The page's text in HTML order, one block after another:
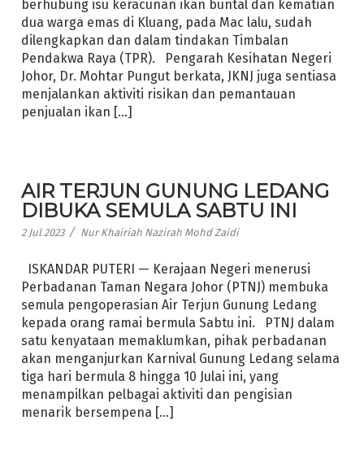
berhubung isu keracunan ikan buntal dan kematian
dua warga emas di Kluang, pada Mac lalu, sudah
dilengkapkan dan dalam tindakan Timbalan
Pendakwa Raya (TPR). Pengarah Kesihatan Negeri
Johor, Dr. Mohtar Pungut berkata, JKNJ juga sentiasa
menjalankan aktiviti risikan dan pemantauan
penjualan ikan […]
AIR TERJUN GUNUNG LEDANG
DIBUKA SEMULA SABTU INI
2 Jul 2023 / Nur Khairiah Nazirah Mohd Zaidi
ISKANDAR PUTERI — Kerajaan Negeri menerusi
Perbadanan Taman Negara Johor (PTNJ) membuka
semula pengoperasian Air Terjun Gunung Ledang
kepada orang ramai bermula Sabtu ini. PTNJ dalam
satu kenyataan memaklumkan, pihak perbadanan
akan menganjurkan Karnival Gunung Ledang selama
tiga hari bermula 8 hingga 10 Julai ini, yang
menampilkan pelbagai aktiviti dan pengisian
menarik bersempena […]